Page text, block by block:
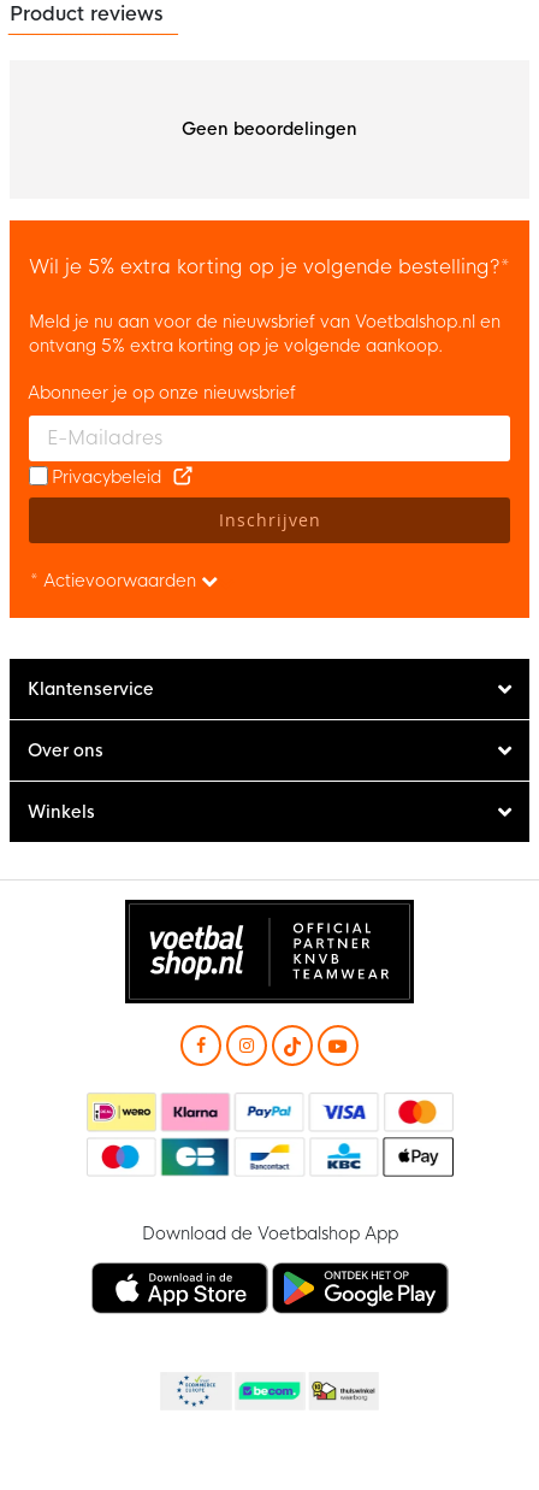
Product reviews
Geen beoordelingen
Wil je 5% extra korting op je volgende bestelling?*
Meld je nu aan voor de nieuwsbrief van Voetbalshop.nl en
ontvang 5% extra korting op je volgende aankoop.
Enter your email and accept the privacy policy to subscribe to
Abonneer je op onze nieuwsbrief
Privacybeleid
Inschrijven
* Actievoorwaarden
Klantenservice
Over ons
Winkels
Download de Voetbalshop App